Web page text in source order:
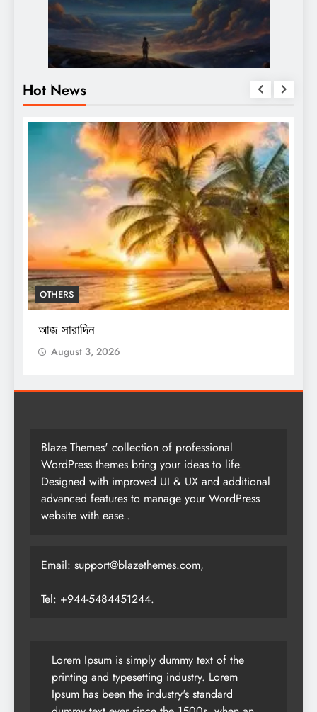
Hot News
BREAKING NEWS ENTERTAINMENT
শিক্ষকদের জন্য নয়া নির্দেশিকা,
Blaze Themes' collection of professional
WordPress themes bring your ideas to life.
Designed with improved UI & UX and additional
advanced features to manage your WordPress
website with ease..
Email: support@blazethemes.com,
Tel: +944-5484451244.
Lorem Ipsum is simply dummy text of the
printing and typesetting industry. Lorem
Ipsum has been the industry's standard